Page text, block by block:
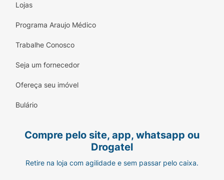
Lojas
Programa Araujo Médico
Trabalhe Conosco
Seja um fornecedor
Ofereça seu imóvel
Bulário
Compre pelo site, app, whatsapp ou
Drogatel
Retire na loja com agilidade e sem passar pelo caixa.